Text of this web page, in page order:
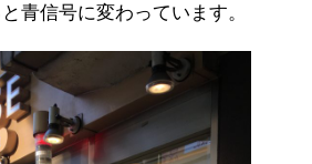
青信号に変わっています。